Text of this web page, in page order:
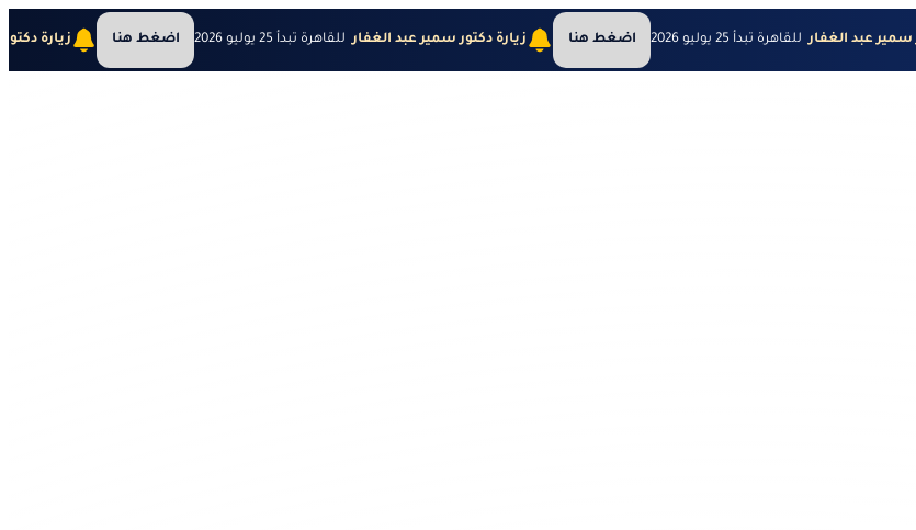
سمير عبد الغفار للقاهرة تبدأ 25 يوليو 2026 اضغط هنا زيارة دكتور سمير عبد الغفار للقاهرة تبدأ 25 يوليو 2026 اضغط هنا زيارة